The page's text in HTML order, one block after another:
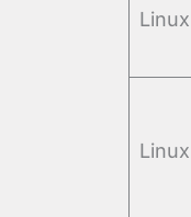
Linux
Linux